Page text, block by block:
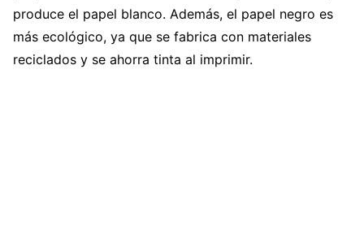
produce el papel blanco. Además, el papel negro es
más ecológico, ya que se fabrica con materiales
reciclados y se ahorra tinta al imprimir.